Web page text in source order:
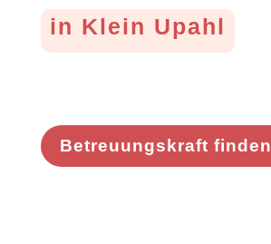
in Klein Upahl
Betreuungskraft finden